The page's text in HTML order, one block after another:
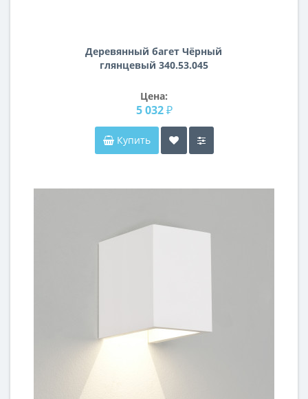
Деревянный багет Чёрный
глянцевый 340.53.045
Цена:
5 032 ₽
Купить